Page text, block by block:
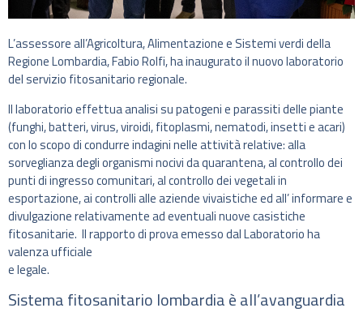
L’assessore all’Agricoltura, Alimentazione e Sistemi verdi della
Regione Lombardia, Fabio Rolfi, ha inaugurato il nuovo laboratorio
del servizio fitosanitario regionale.
Il laboratorio effettua analisi su patogeni e parassiti delle piante
(funghi, batteri, virus, viroidi, fitoplasmi, nematodi, insetti e acari)
con lo scopo di condurre indagini nelle attività relative: alla
sorveglianza degli organismi nocivi da quarantena, al controllo dei
punti di ingresso comunitari, al controllo dei vegetali in
esportazione, ai controlli alle aziende vivaistiche ed all’ informare e
divulgazione relativamente ad eventuali nuove casistiche
fitosanitarie. Il rapporto di prova emesso dal Laboratorio ha
valenza ufficiale
e legale.
Sistema fitosanitario lombardia è all’avanguardia